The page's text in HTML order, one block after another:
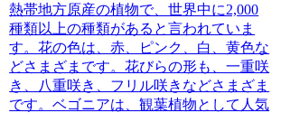
熱帯地方原産の植物で、世界中に2,000
種類以上の種類があると言われていま
す。花の色は、赤、ピンク、白、黄色な
どさまざまです。花びらの形も、一重咲
き、八重咲き、フリル咲きなどさまざま
です。ベゴニアは、観葉植物として人気